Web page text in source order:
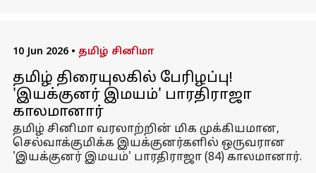
10 Jun 2026 • தமிழ் சினிமா
தமிழ் திரையுலகில் பேரிழப்பு!
'இயக்குனர் இமயம்' பாரதிராஜா
காலமானார்
தமிழ் சினிமா வரலாற்றின் மிக முக்கியமான,
செல்வாக்குமிக்க இயக்குனர்களில் ஒருவரான
'இயக்குனர் இமயம்' பாரதிராஜா (84) காலமானார்.